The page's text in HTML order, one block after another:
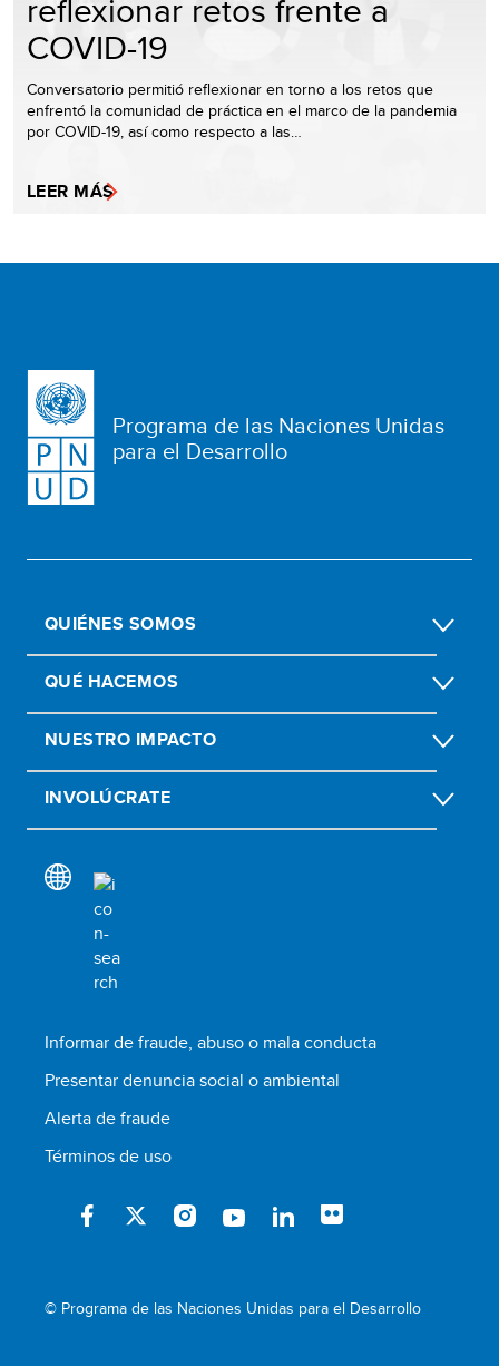
reflexionar retos frente a
COVID-19
Conversatorio permitió reflexionar en torno a los retos que
enfrentó la comunidad de práctica en el marco de la pandemia
por COVID-19, así como respecto a las…
LEER MÁS
Programa de las Naciones Unidas
para el Desarrollo
QUIÉNES SOMOS
QUÉ HACEMOS
NUESTRO IMPACTO
INVOLÚCRATE
Informar de fraude, abuso o mala conducta
Presentar denuncia social o ambiental
Alerta de fraude
Términos de uso
© Programa de las Naciones Unidas para el Desarrollo